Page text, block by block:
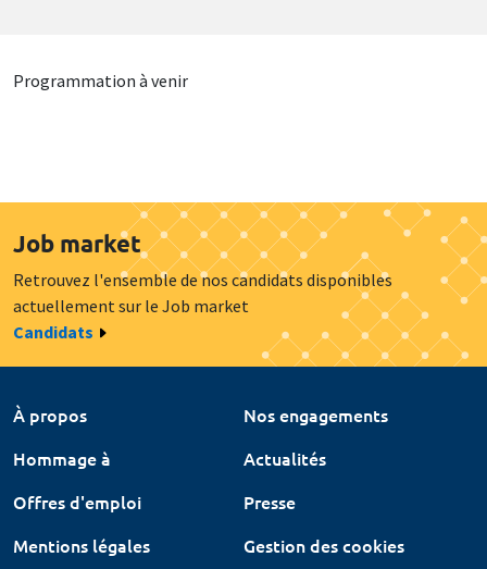
Programmation à venir
Job market
Retrouvez l'ensemble de nos candidats disponibles
actuellement sur le Job market
Candidats
À propos
Nos engagements
Hommage à
Actualités
Offres d'emploi
Presse
Mentions légales
Gestion des cookies